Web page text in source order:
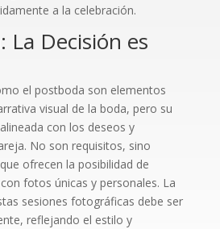
a la celebración.
La Decisión es
el postboda son elementos
visual de la boda, pero su
con los deseos y
No son requisitos, sino
ofrecen la posibilidad de
fotos únicas y personales. La
sesiones fotográficas debe ser
reflejando el estilo y